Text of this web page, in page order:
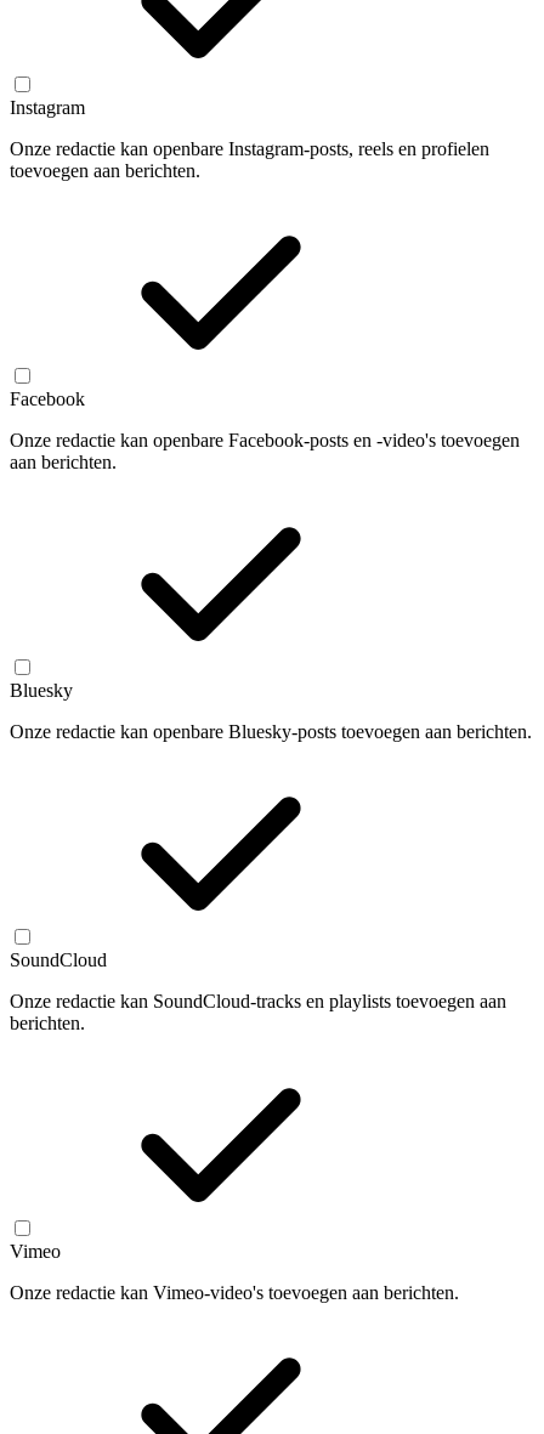
Instagram
Onze redactie kan openbare Instagram-posts, reels en profielen
toevoegen aan berichten.
Facebook
Onze redactie kan openbare Facebook-posts en -video's toevoegen
aan berichten.
Bluesky
Onze redactie kan openbare Bluesky-posts toevoegen aan berichten.
SoundCloud
Onze redactie kan SoundCloud-tracks en playlists toevoegen aan
berichten.
Vimeo
Onze redactie kan Vimeo-video's toevoegen aan berichten.